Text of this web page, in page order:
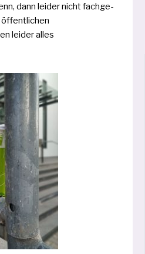
dann lei­der nicht fach­ge­
öffent­li­chen
lei­der alles